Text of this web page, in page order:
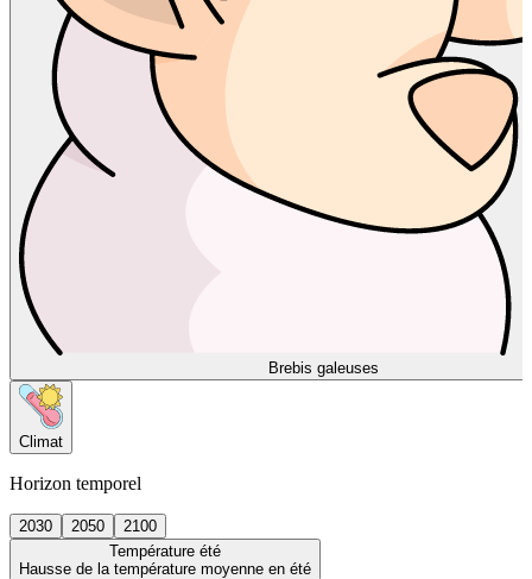
Brebis galeuses
Climat
Horizon temporel
2030 2050
2100
Température été
Hausse de la température moyenne en été